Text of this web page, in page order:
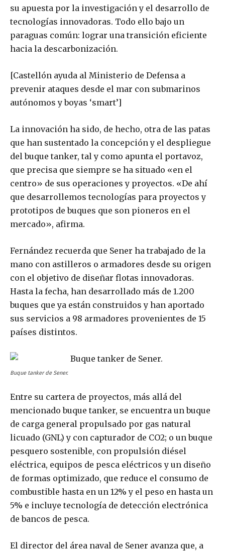
su apuesta por la investigación y el desarrollo de
tecnologías innovadoras. Todo ello bajo un
paraguas común: lograr una transición eficiente
hacia la descarbonización.
[Castellón ayuda al Ministerio de Defensa a
prevenir ataques desde el mar con submarinos
autónomos y boyas ‘smart’]
La innovación ha sido, de hecho, otra de las patas
que han sustentado la concepción y el despliegue
del buque tanker, tal y como apunta el portavoz,
que precisa que siempre se ha situado «en el
centro» de sus operaciones y proyectos. «De ahí
que desarrollemos tecnologías para proyectos y
prototipos de buques que son pioneros en el
mercado», afirma.
Fernández recuerda que Sener ha trabajado de la
mano con astilleros o armadores desde su origen
con el objetivo de diseñar flotas innovadoras.
Hasta la fecha, han desarrollado más de 1.200
buques que ya están construidos y han aportado
sus servicios a 98 armadores provenientes de 15
países distintos.
Buque tanker de Sener.
Entre su cartera de proyectos, más allá del
mencionado buque tanker, se encuentra un buque
de carga general propulsado por gas natural
licuado (GNL) y con capturador de CO2; o un buque
pesquero sostenible, con propulsión diésel
eléctrica, equipos de pesca eléctricos y un diseño
de formas optimizado, que reduce el consumo de
combustible hasta en un 12% y el peso en hasta un
5% e incluye tecnología de detección electrónica
de bancos de pesca.
El director del área naval de Sener avanza que, a